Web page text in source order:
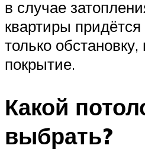
в случае
квартиры
только
покрытие.
Какой
выбрать?